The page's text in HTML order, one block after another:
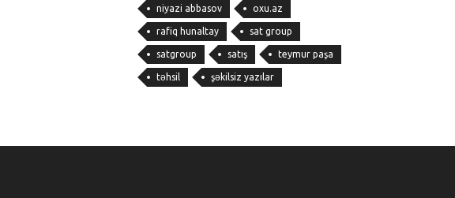
niyazi abbasov oxu.az
rafiq hunaltay sat group
satgroup satış teymur paşa
təhsil şəkilsiz yazılar